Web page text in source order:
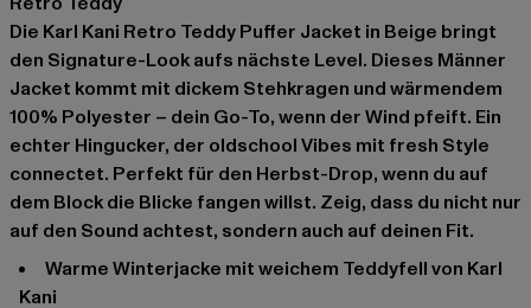
Die Karl Kani Retro Teddy Puffer Jacket in Beige bringt
den Signature-Look aufs nächste Level. Dieses Männer
Jacket kommt mit dickem Stehkragen und wärmendem
100% Polyester – dein Go-To, wenn der Wind pfeift. Ein
echter Hingucker, der oldschool Vibes mit fresh Style
connectet. Perfekt für den Herbst-Drop, wenn du auf
dem Block die Blicke fangen willst. Zeig, dass du nicht nur
auf den Sound achtest, sondern auch auf deinen Fit.
Warme Winterjacke mit weichem Teddyfell von Karl
Kani